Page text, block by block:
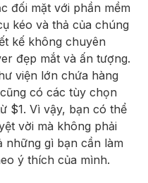
đối mặt với phần mềm
kéo và thả của chúng
kế không chuyên
đẹp mắt và ấn tượng.
viện lớn chứa hàng
có các tùy chọn
$1. Vì vậy, bạn có thể
vời mà không phải
những gì bạn cần làm
ý thích của mình.